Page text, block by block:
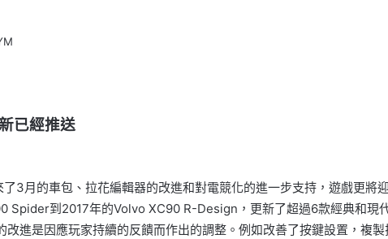
已經推送
3月的車包、拉花編輯器的改進和對電競化的進一步支持，遊戲更
Spider到2017年的Volvo XC90 R-Design，更新了超過6款經典和現
進是因應玩家持續的反饋而作出的調整。例如改善了按鍵設置，複